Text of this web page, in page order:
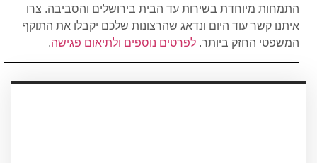
התמחות מיוחדת בשירות עד הבית בירושלים והסביבה. צרו
איתנו קשר עוד היום ונדאג שהרצונות שלכם יקבלו את התוקף
המשפטי החזק ביותר. לפרטים נוספים ולתיאום פגישה.